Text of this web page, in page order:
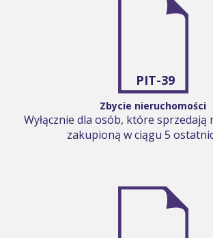
PIT-39
Zbycie nieruchomości
Wyłącznie dla osób, które sprzedają
zakupioną w ciągu 5